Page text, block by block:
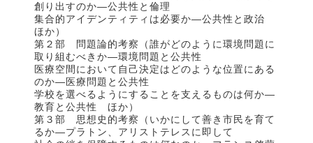
創り出すのか―公共性と倫理
集合的アイデンティティは必要か―公共性と政治
ほか）
第２部 問題論的考察（誰がどのように環境問題に
取り組むべきか―環境問題と公共性
医療空間において自己決定はどのような位置にある
のか―医療問題と公共性
学校を選べるようにすることを支えるものは何か―
教育と公共性 ほか）
第３部 思想史的考察（いかにして善き市民を育て
るか―プラトン、アリストテレスに即して